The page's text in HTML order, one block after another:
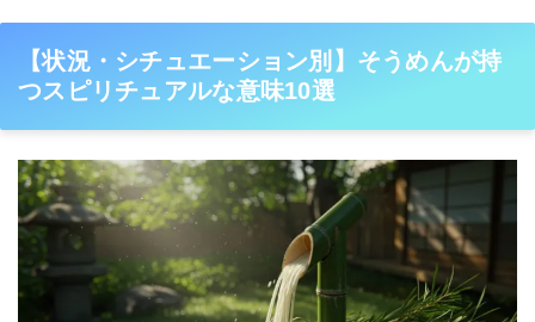
【状況・シチュエーション別】そうめんが持
つスピリチュアルな意味10選